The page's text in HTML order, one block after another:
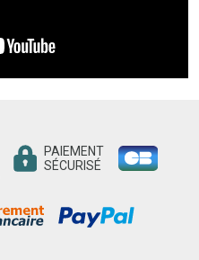
PAIEMENT
SÉCURISÉ